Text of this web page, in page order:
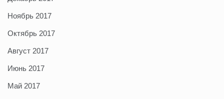
Ноябрь 2017
Октябрь 2017
Август 2017
Июнь 2017
Май 2017